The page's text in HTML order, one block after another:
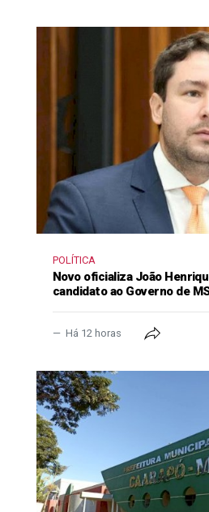
POLÍTICA
Novo oficializa João
candidato ao Governo de
Há 12 horas